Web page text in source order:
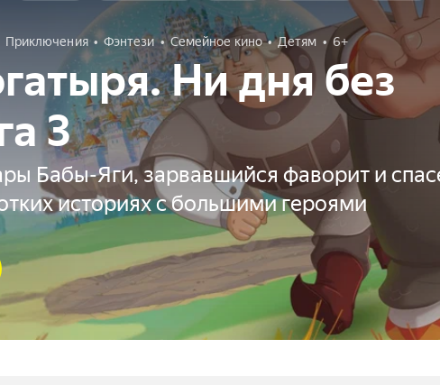
Приключения Фэнтези Семейное кино Детям 6+
Ни дня без
3
Бабы-Яги, зарвавшийся фаворит и
историях с большими героями